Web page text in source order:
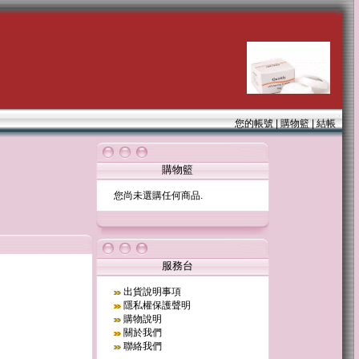
您的帳號|購物籃|結帳
購物籃
您尚未選購任何商品.
服務台
出貨說明事項
隱私權保護聲明
購物說明
關於我們
聯絡我們